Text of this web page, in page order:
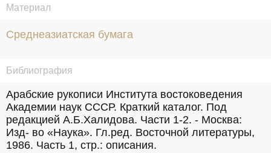
Материал
Среднеазиатская бумага
Библиография
Арабские рукописи Института востоковедения
Академии наук СССР. Краткий каталог. Под
редакцией А.Б.Халидова. Части 1-2. - Москва:
Изд- во «Наука». Гл.ред. Восточной литературы,
1986. Часть 1, стр.: описания.